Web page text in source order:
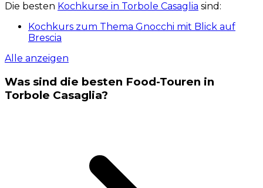
Die besten Kochkurse in Torbole Casaglia sind:
Kochkurs zum Thema Gnocchi mit Blick auf
Brescia
Alle anzeigen
Was sind die besten Food-Touren in
Torbole Casaglia?